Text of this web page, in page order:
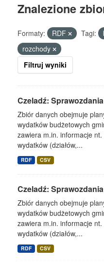
Znalezione
Formaty: RDF Tagi:
rozchody
Filtruj wyniki
Czeladź:
Zbiór danych obejmuje
wydatków budżetowych
zawiera m.in. informacje
wydatków (działów,...
RDF CSV
Czeladź:
Zbiór danych obejmuje
wydatków budżetowych
zawiera m.in. informacje
wydatków (działów,...
RDF CSV